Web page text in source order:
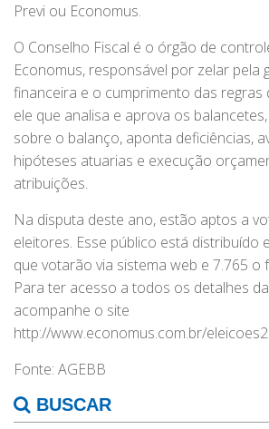
Previ ou Economus.
O Conselho Fiscal é o órgão de
Economus, responsável por zelar pela
financeira e o cumprimento das regras
ele que analisa e aprova os
sobre o balanço, aponta deficiências,
hipóteses atuarias e execução
atribuições.
Na disputa deste ano, estão aptos a
eleitores. Esse público está distribuído
que votarão via sistema web e 7.765 o
Para ter acesso a todos os detalhes
acompanhe o site
http://www.economus.com.br/
Fonte: AGEBB
BUSCAR